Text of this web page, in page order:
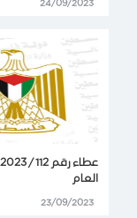
24/09/2023
العام
23/09/2023